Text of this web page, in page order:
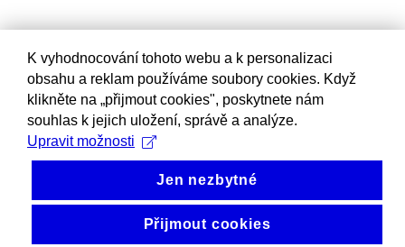
K vyhodnocování tohoto webu a k personalizaci
obsahu a reklam používáme soubory cookies. Když
klikněte na „přijmout cookies", poskytnete nám
souhlas k jejich uložení, správě a analýze.
Upravit možnosti
Jen nezbytné
Přijmout cookies